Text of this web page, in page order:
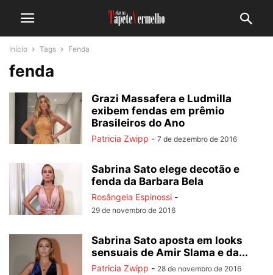
Início Tags Fenda
fenda
Grazi Massafera e Ludmilla
exibem fendas em prêmio
Brasileiros do Ano
Patricia Zwipp - 7 de dezembro de 2016
Sabrina Sato elege decotão e
fenda da Barbara Bela
Rosângela Espinossi -
29 de novembro de 2016
Sabrina Sato aposta em looks
sensuais de Amir Slama e da...
Patricia Zwipp - 28 de novembro de 2016